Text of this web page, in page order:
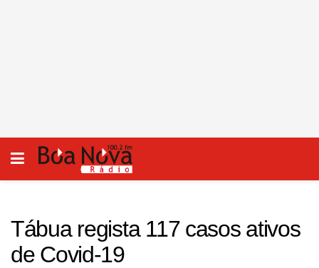
Tábua regista 117 casos ativos
de Covid-19